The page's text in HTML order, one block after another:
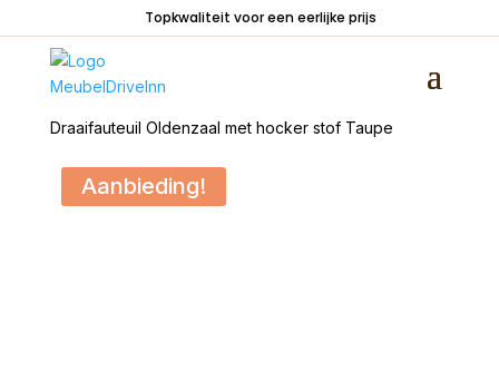
Topkwaliteit voor een eerlijke prijs
Draaifauteuil Oldenzaal met hocker stof Taupe
Aanbieding!